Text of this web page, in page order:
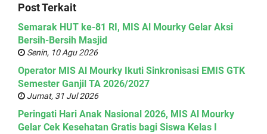
Post Terkait
Semarak HUT ke-81 RI, MIS Al Mourky Gelar Aksi
Bersih-Bersih Masjid
Senin, 10 Agu 2026
Operator MIS Al Mourky Ikuti Sinkronisasi EMIS GTK
Semester Ganjil TA 2026/2027
Jumat, 31 Jul 2026
Peringati Hari Anak Nasional 2026, MIS Al Mourky
Gelar Cek Kesehatan Gratis bagi Siswa Kelas I